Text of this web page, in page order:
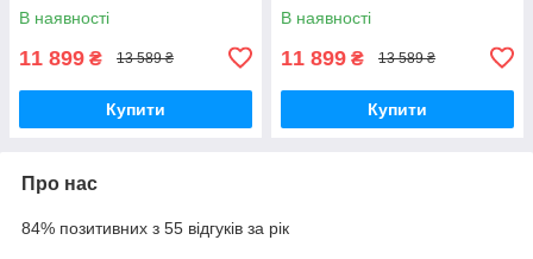
В наявності
11 899 ₴ 13 589 ₴
Купити
В наявності
11 899 ₴ 13 589 ₴
Купити
Про нас
84% позитивних з 55 відгуків за рік